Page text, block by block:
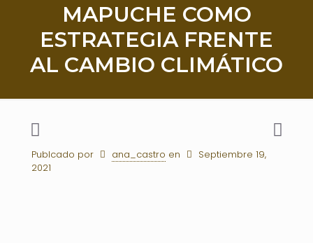
MAPUCHE COMO
ESTRATEGIA FRENTE
AL CAMBIO CLIMÁTICO
Publcado por ana_castro en
Septiembre 19,
2021